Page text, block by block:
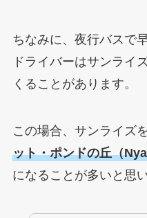
ちなみに、夜行バスで
ドライバーはサンライ
くることがあります。
この場合、サンライズ
ット・ポンドの丘（
になることが多いと思い